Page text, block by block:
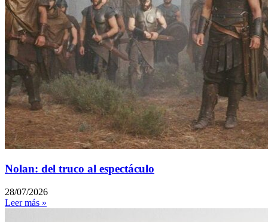
Nolan: del truco al espectáculo
28/07/2026
Leer más »